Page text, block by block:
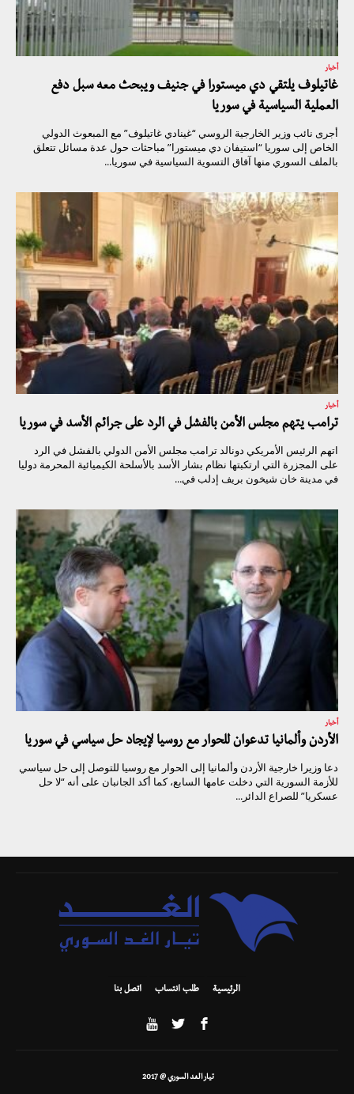
أخبار
غاتيلوف يلتقي دي ميستورا في جنيف ويبحث معه سبل دفع
العملية السياسية في سوريا
أجرى نائب وزير الخارجية الروسي “غينادي غاتيلوف” مع المبعوث الدولي
الخاص إلى سوريا “استيفان دي ميستورا” مباحثات حول عدة مسائل تتعلق
بالملف السوري منها آفاق التسوية السياسية في سوريا...
أخبار
ترامب يتهم مجلس الأمن بالفشل في الرد على جرائم الأسد في سوريا
اتهم الرئيس الأمريكي دونالد ترامب مجلس الأمن الدولي بالفشل في الرد
على المجزرة التي ارتكبتها نظام بشار الأسد بالأسلحة الكيميائية المحرمة دوليا
في مدينة خان شيخون بريف إدلب في...
أخبار
الأردن وألمانيا تدعوان للحوار مع روسيا لإيجاد حل سياسي في سوريا
دعا وزيرا خارجية الأردن وألمانيا إلى الحوار مع روسيا للتوصل إلى حل سياسي
للأزمة السورية التي دخلت عامها السابع، كما أكد الجانبان على أنه “لا حل
عسكريا” للصراع الدائر...
الرئيسية طلب انتساب اتصل بنا
تيار الغد السوري @ 2017